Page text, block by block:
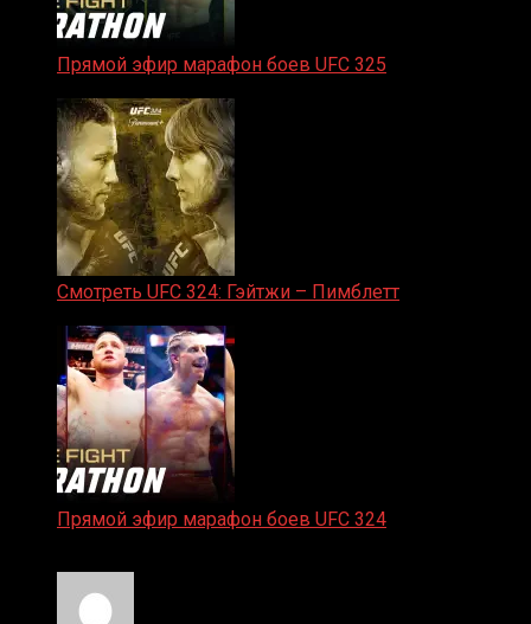
Прямой эфир марафон боев UFC 325
Смотреть UFC 324: Гэйтжи – Пимблетт
Прямой эфир марафон боев UFC 324